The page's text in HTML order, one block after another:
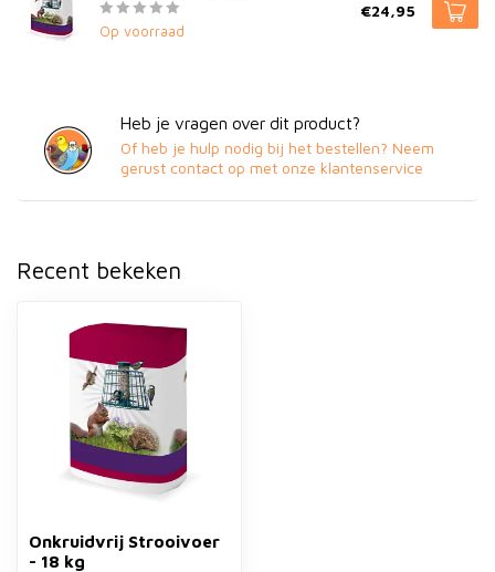
Op voorraad
€24,95
Heb je vragen over dit product?
Of heb je hulp nodig bij het bestellen? Neem
gerust contact op met onze klantenservice
Recent bekeken
Onkruidvrij Strooivoer
- 18 kg